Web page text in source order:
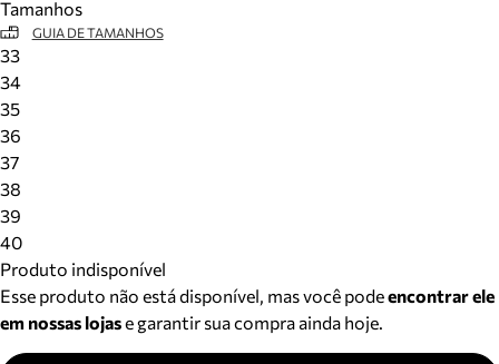
Tamanhos
GUIA DE TAMANHOS
33
34
35
36
37
38
39
40
Produto indisponível
Esse produto não está disponível, mas você podeencontrar ele
em nossas lojase garantir sua compra ainda hoje.